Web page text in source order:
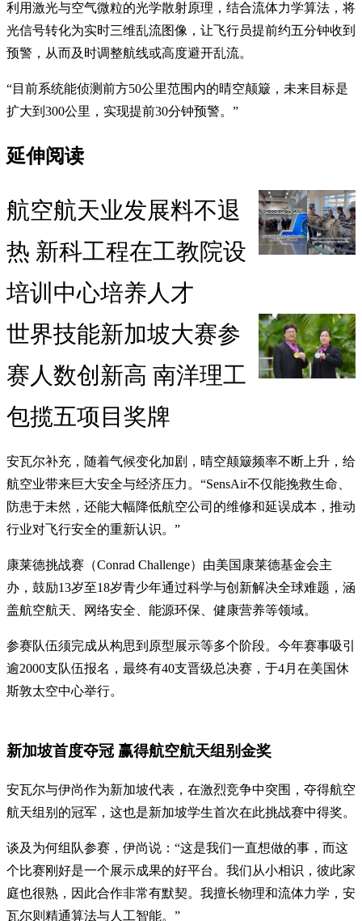
利用激光与空气微粒的光学散射原理，结合流体力学算法，将
光信号转化为实时三维乱流图像，让飞行员提前约五分钟收到
预警，从而及时调整航线或高度避开乱流。
“目前系统能侦测前方50公里范围内的晴空颠簸，未来目标是
扩大到300公里，实现提前30分钟预警。”
延伸阅读
航空航天业发展料不退
热 新科工程在工教院设
培训中心培养人才
世界技能新加坡大赛参
赛人数创新高 南洋理工
包揽五项目奖牌
安瓦尔补充，随着气候变化加剧，晴空颠簸频率不断上升，给
航空业带来巨大安全与经济压力。“SensAir不仅能挽救生命、
防患于未然，还能大幅降低航空公司的维修和延误成本，推动
行业对飞行安全的重新认识。”
康莱德挑战赛（Conrad Challenge）由美国康莱德基金会主
办，鼓励13岁至18岁青少年通过科学与创新解决全球难题，涵
盖航空航天、网络安全、能源环保、健康营养等领域。
参赛队伍须完成从构思到原型展示等多个阶段。今年赛事吸引
逾2000支队伍报名，最终有40支晋级总决赛，于4月在美国休
斯敦太空中心举行。
新加坡首度夺冠 赢得航空航天组别金奖
安瓦尔与伊尚作为新加坡代表，在激烈竞争中突围，夺得航空
航天组别的冠军，这也是新加坡学生首次在此挑战赛中得奖。
谈及为何组队参赛，伊尚说：“这是我们一直想做的事，而这
个比赛刚好是一个展示成果的好平台。我们从小相识，彼此家
庭也很熟，因此合作非常有默契。我擅长物理和流体力学，安
瓦尔则精通算法与人工智能。”